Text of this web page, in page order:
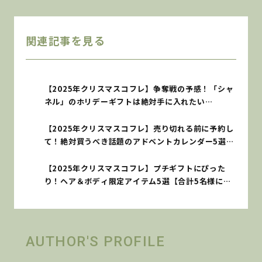
関連記事を見る
【2025年クリスマスコフレ】争奪戦の予感！「シャ
ネル」のホリデーギフトは絶対手に入れたい
【2025年クリスマスコフレ】売り切れる前に予約し
て！絶対買うべき話題のアドベントカレンダー5選
【2025年クリスマスコフレ】プチギフトにぴった
り！ヘア＆ボディ限定アイテム5選【合計5名様にプ
AUTHOR'S PROFILE